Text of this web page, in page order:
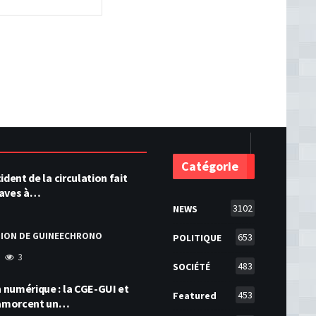
de la circulation fait
à…
DE GUINEECHRONO
3
: la CGE-GUI et
un…
Catégorie
NEWS 3102
POLITIQUE 653
SOCIÉTÉ 483
Featured 453